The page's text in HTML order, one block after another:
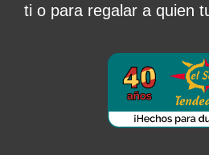
ti o para regalar a quien